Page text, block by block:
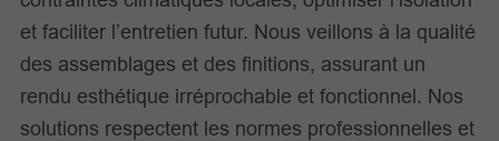
et faciliter l’entretien futur. Nous veillons à la qualité
des assemblages et des finitions, assurant un
rendu esthétique irréprochable et fonctionnel. Nos
solutions respectent les normes professionnelles et